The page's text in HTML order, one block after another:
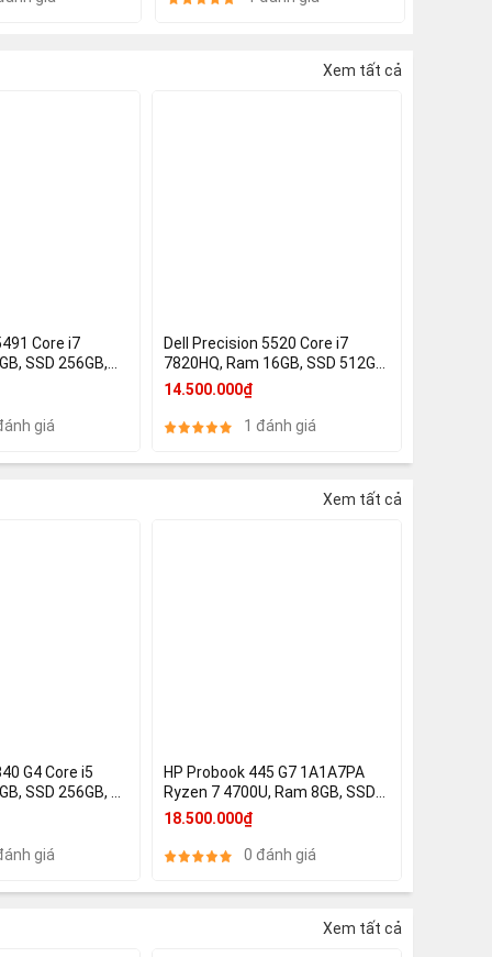
Xem tất cả
Core i7
SSD 256GB,
630, Nvidia
2GB, Face ID
giá
Dell Precision 5520 Core i7
7820HQ, Ram 16GB, SSD 512GB,
15.6 FHD , Nvidia Quadro M1200
14.500.000₫
1 đánh giá
Xem tất cả
G4 Core i5
SSD 256GB, 14
620
giá
HP Probook 445 G7 1A1A7PA
Ryzen 7 4700U, Ram 8GB, SSD
512GB, 14 Inch Full HD IPS, AMD
Radeon™ Graphics
18.500.000₫
0 đánh giá
Xem tất cả